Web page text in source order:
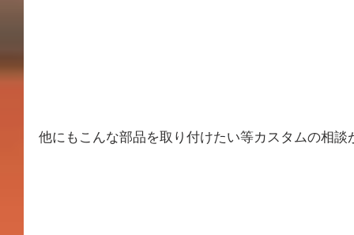
他にもこんな部品を取り付けたい等カスタムの相